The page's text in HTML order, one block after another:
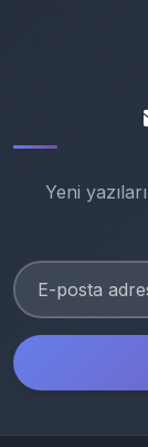
Yeni